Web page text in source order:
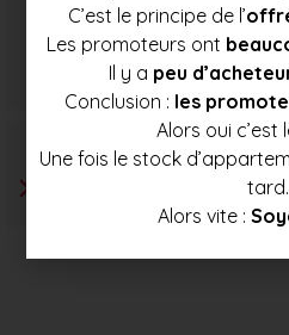
Prix mini
169 000 €
Prix
179
C’est le principe de l’
Les promoteurs ont
Il y a peu
Conclusion : les
Alors oui c’est
Une fois le stock
tard.
Alors vite :